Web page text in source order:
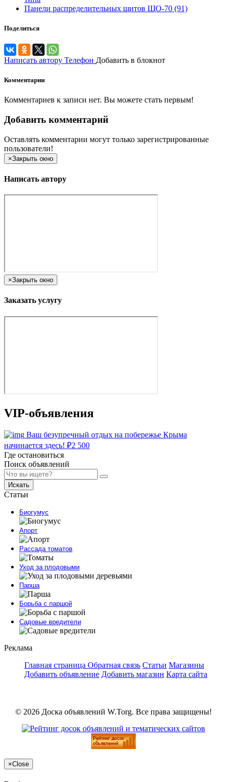
Панели распределительных щитов ЩО-70 (91)
Поделиться
Написать автору Телефон Добавить в блокнот
Комментарии
Комментариев к записи нет. Вы можете стать первым!
Добавить комментарий
Оставлять комментарии могут только зарегистрированные
пользователи!
×Закрыть окно
Написать автору
×Закрыть окно
Заказать услугу
VIP-объявления
Ваш безупречный отдых на побережье Крыма
начинается здесь! ₽2 500
Где остановиться
Поиск объявлений
Искать
Статьи
Биогумус
Апорт
Рассада томатов
Уход за плодовыми
Парша
Борьба с паршой
Садовые вредители
Реклама
Главная страница Обратная связь Статьи Магазины
Добавить объявление Добавить магазин Карта сайта
© 2026 Доска объявлений W.Torg. Все права защищены!
×Close